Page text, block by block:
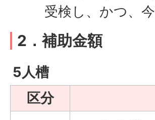
受検し、かつ、
2．補助金額
5人槽
区分